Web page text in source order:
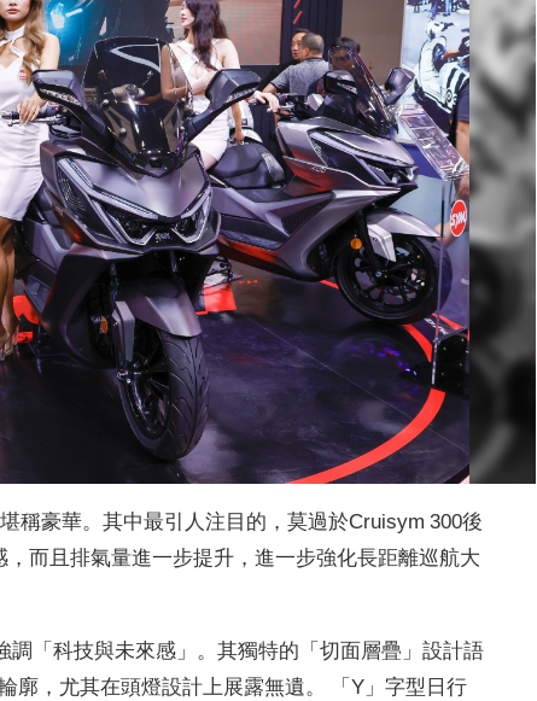
稱豪華。其中最引人注目的，莫過於Cruisym 300後
而且排氣量進一步提升，進一步強化長距離巡航大
調「科技與未來感」。其獨特的「切面層疊」設計語
廓，尤其在頭燈設計上展露無遺。 「Y」字型日行